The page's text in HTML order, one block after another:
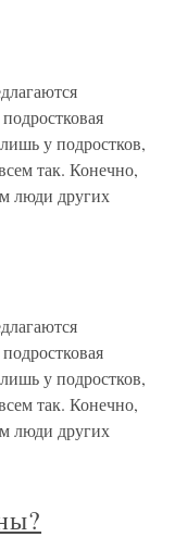
у подростков,
так. Конечно,
люди других
у подростков,
так. Конечно,
люди других